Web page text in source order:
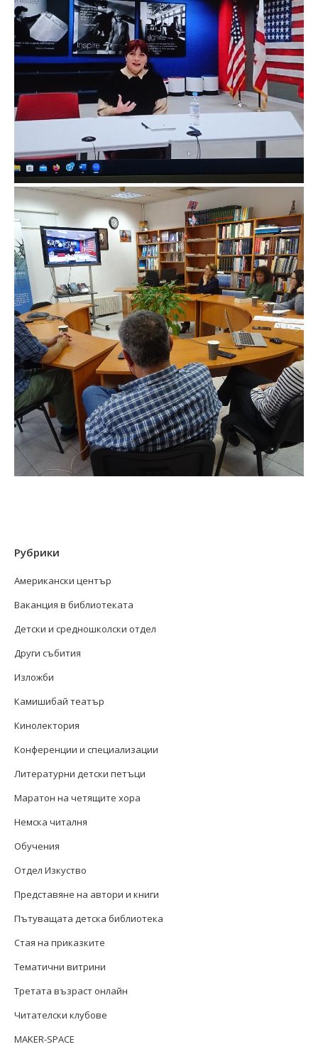
Рубрики
Американски център
Ваканция в библиотеката
Детски и средношколски отдел
Други събития
Изложби
Камишибай театър
Кинолектория
Конференции и специализации
Литературни детски петъци
Маратон на четящите хора
Немска читалня
Обучения
Отдел Изкуство
Представяне на автори и книги
Пътуващата детска библиотека
Стая на приказките
Тематични витрини
Третата възраст онлайн
Читателски клубове
MAKER-SPACE